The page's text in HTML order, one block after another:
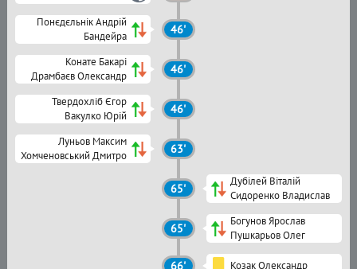
Понєдєльнік Андрій
Бандейра
46'
Конате Бакарі
Драмбаєв Олександр
46'
Твердохліб Єгор
Вакулко Юрій
46'
Луньов Максим
Хомченовський Дмитро
63'
65'
Дубілей Віталій
Сидоренко Владислав
65'
Богунов Ярослав
Пушкарьов Олег
66' Козак Олександр